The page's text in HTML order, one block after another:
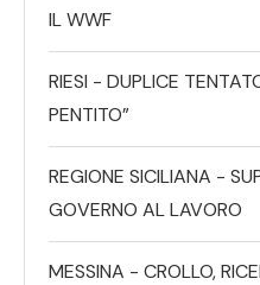
IL WWF
RIESI - DUPLICE
PENTITO”
REGIONE SICILIANA -
GOVERNO AL LAVORO
MESSINA - CROLLO,